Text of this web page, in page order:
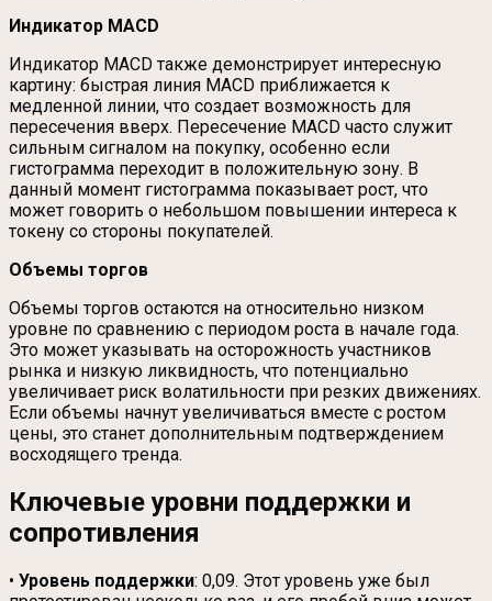
Индикатор MACD
Индикатор MACD также демонстрирует интересную
картину: быстрая линия MACD приближается к
медленной линии, что создает возможность для
пересечения вверх. Пересечение MACD часто служит
сильным сигналом на покупку, особенно если
гистограмма переходит в положительную зону. В
данный момент гистограмма показывает рост, что
может говорить о небольшом повышении интереса к
токену со стороны покупателей.
Объемы торгов
Объемы торгов остаются на относительно низком
уровне по сравнению с периодом роста в начале года.
Это может указывать на осторожность участников
рынка и низкую ликвидность, что потенциально
увеличивает риск волатильности при резких движениях.
Если объемы начнут увеличиваться вместе с ростом
цены, это станет дополнительным подтверждением
восходящего тренда.
Ключевые уровни поддержки и
сопротивления
• Уровень поддержки: 0,09. Этот уровень уже был